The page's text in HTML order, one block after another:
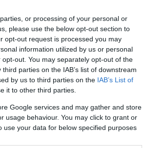
or processing of your personal or
please use the below opt-out section to
opt-out request is processed you may
information utilized by us or personal
out. You may separately opt-out of the
parties on the IAB’s list of downstream
by us to third parties on the IAB’s List of
it to other third parties.
Google services and may gather and store
usage behaviour. You may click to grant or
your data for below specified purposes